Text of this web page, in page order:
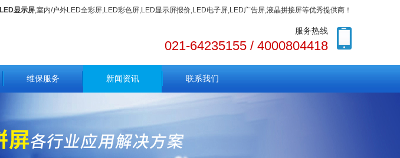
LED显示屏,室内/户外LED全彩屏,LED彩色屏,LED显示屏报价,LED电子屏,LED广告屏,液晶拼接屏等优秀提供商！
服务热线
021-64235155 / 4000804418
维保服务 新闻资讯 联系我们